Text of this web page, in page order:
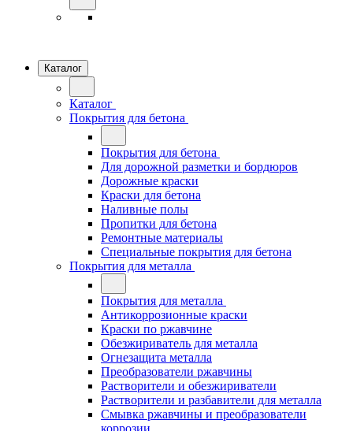
Каталог
Каталог
Покрытия для бетона
Покрытия для бетона
Для дорожной разметки и бордюров
Дорожные краски
Краски для бетона
Наливные полы
Пропитки для бетона
Ремонтные материалы
Специальные покрытия для бетона
Покрытия для металла
Покрытия для металла
Антикоррозионные краски
Краски по ржавчине
Обезжириватель для металла
Огнезащита металла
Преобразователи ржавчины
Растворители и обезжириватели
Растворители и разбавители для металла
Смывка ржавчины и преобразователи
коррозии